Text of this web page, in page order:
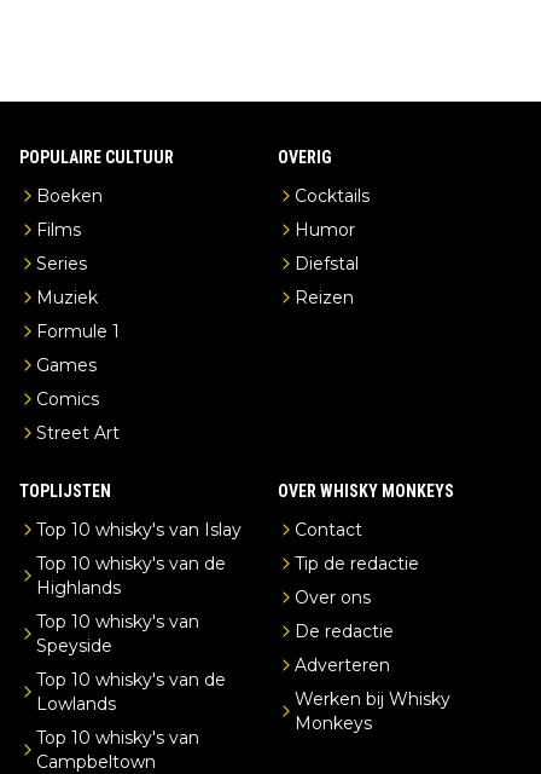
POPULAIRE CULTUUR
Boeken
Films
Series
Muziek
Formule 1
Games
Comics
Street Art
OVERIG
Cocktails
Humor
Diefstal
Reizen
TOPLIJSTEN
Top 10 whisky's van Islay
Top 10 whisky's van de
Highlands
Top 10 whisky's van
Speyside
Top 10 whisky's van de
Lowlands
Top 10 whisky's van
Campbeltown
OVER WHISKY MONKEYS
Contact
Tip de redactie
Over ons
De redactie
Adverteren
Werken bij Whisky
Monkeys